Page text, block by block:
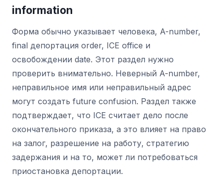
information
Форма обычно указывает человека, A-number,
final депортация order, ICE office и
освобождении date. Этот раздел нужно
проверить внимательно. Неверный A-number,
неправильное имя или неправильный адрес
могут создать future confusion. Раздел также
подтверждает, что ICE считает дело после
окончательного приказа, а это влияет на право
на залог, разрешение на работу, стратегию
задержания и на то, может ли потребоваться
приостановка депортации.